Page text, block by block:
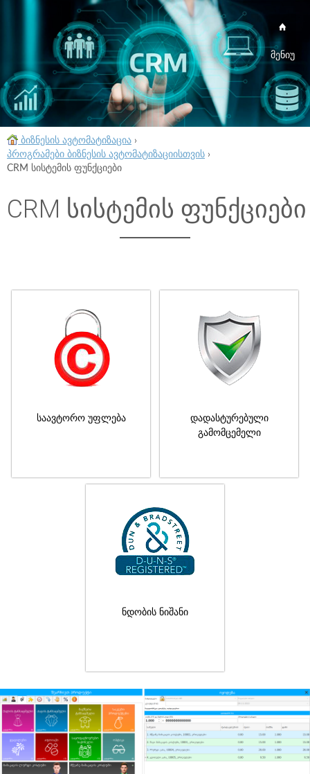
მენიუ
ბიზნესის ავტომატიზაცია ›
პროგრამები ბიზნესის ავტომატიზაციისთვის ›
CRM სისტემის ფუნქციები
CRM სისტემის ფუნქციები
საავტორო უფლება
დადასტურებული
გამომცემელი
ნდობის ნიშანი